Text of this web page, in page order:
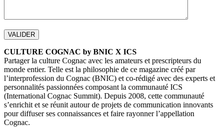
CULTURE COGNAC by BNIC X ICS
Partager la culture Cognac avec les amateurs et prescripteurs du
monde entier. Telle est la philosophie de ce magazine créé par
l’interprofession du Cognac (BNIC) et co-rédigé avec des experts et
personnalités passionnées composant la communauté ICS
(International Cognac Summit). Depuis 2008, cette communauté
s’enrichit et se réunit autour de projets de communication innovants
pour diffuser ses connaissances et faire rayonner l’appellation
Cognac.